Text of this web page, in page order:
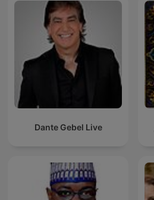
Dante Gebel Live